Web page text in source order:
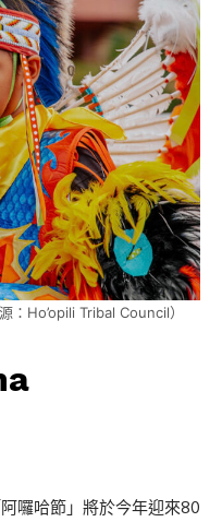
：Ho’opili Tribal Council）
囉哈節」將於今年迎來80